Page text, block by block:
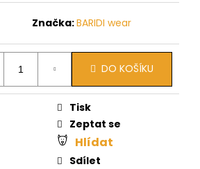
Značka:BARIDI wear
DO KOŠÍKU
Tisk
Zeptat se
Hlídat
Sdílet